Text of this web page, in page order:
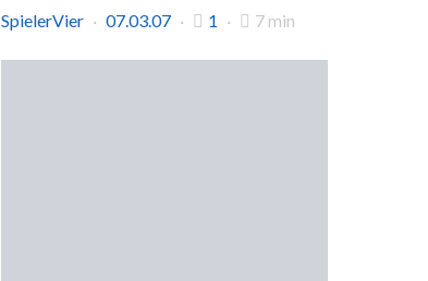
SpielerVier
07.03.07 1 7 min